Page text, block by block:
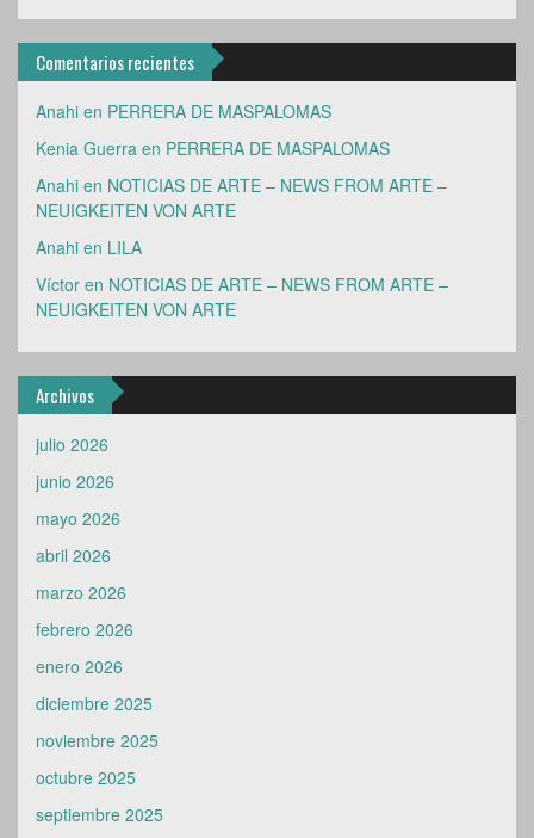
Comentarios recientes
Anahi en PERRERA DE MASPALOMAS
Kenia Guerra en PERRERA DE MASPALOMAS
Anahi en NOTICIAS DE ARTE – NEWS FROM ARTE –
NEUIGKEITEN VON ARTE
Anahi en LILA
Víctor en NOTICIAS DE ARTE – NEWS FROM ARTE –
NEUIGKEITEN VON ARTE
Archivos
julio 2026
junio 2026
mayo 2026
abril 2026
marzo 2026
febrero 2026
enero 2026
diciembre 2025
noviembre 2025
octubre 2025
septiembre 2025